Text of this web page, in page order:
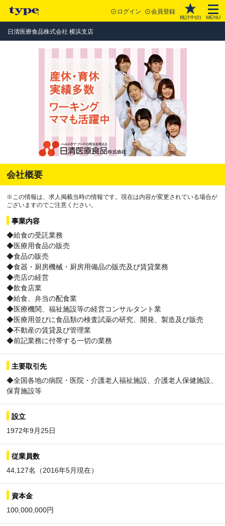
ログイン 会員登録
検討中(0) MENU
日清医療食品株式会社 横浜支店
会社概要
※この情報は、求人掲載当時の情報です。現在は内容が変更されている場合が
ございますのでご注意ください。
事業内容
◆給食の受託業務
◆医療用食品の販売
◆食品の販売
◆食器・厨房機械・厨房用備品の販売及び賃貸業務
◆売店の経営
◆飲食店業
◆給食、弁当の配食業
◆医療機関、福祉施設等の経営コンサルタント業
◆医療用並びに食品類の検査試薬の研究、開発、製造及び販売
◆不動産の賃貸及び管理業
◆前記業務に付帯する一切の業務
主要取引先
◆全国各地の病院・医院・介護老人福祉施設、介護老人保健施設、
保育施設等
設立
1972年9月25日
従業員数
44,127名（2016年5月現在）
資本金
100,000,000円